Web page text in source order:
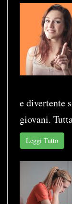
e divertente
giovani.
Leggi Tutto